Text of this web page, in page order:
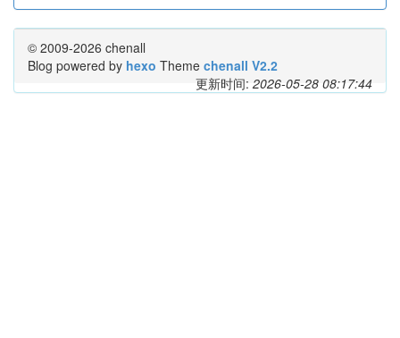
© 2009-2026 chenall
Blog powered by hexo Theme chenall V2.2
更新时间: 2026-05-28 08:17:44